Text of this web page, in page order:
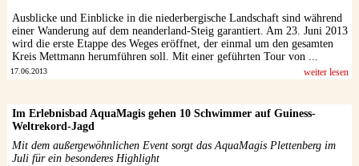
Ausblicke und Einblicke in die niederbergische Landschaft sind während
einer Wanderung auf dem neanderland-Steig garantiert. Am 23. Juni 2013
wird die erste Etappe des Weges eröffnet, der einmal um den gesamten
Kreis Mettmann herumführen soll. Mit einer geführten Tour von ...
17.06.2013 weiter lesen
Im Erlebnisbad AquaMagis gehen 10 Schwimmer auf Guiness-
Weltrekord-Jagd
Mit dem außergewöhnlichen Event sorgt das AquaMagis Plettenberg im
Juli für ein besonderes Highlight